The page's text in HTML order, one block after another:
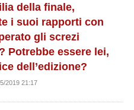
della finale,
i suoi rapporti con
gli screzi
Potrebbe essere lei,
dell’edizione?
2019 21:17